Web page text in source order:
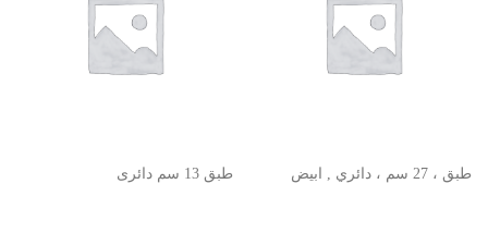
طبق ، 27 سم ، دائري , ابيض طبق 13 سم دائرى